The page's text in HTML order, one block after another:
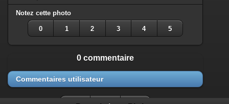
Notez cette photo
0 1 2 3 4 5
0 commentaire
Commentaires utilisateur